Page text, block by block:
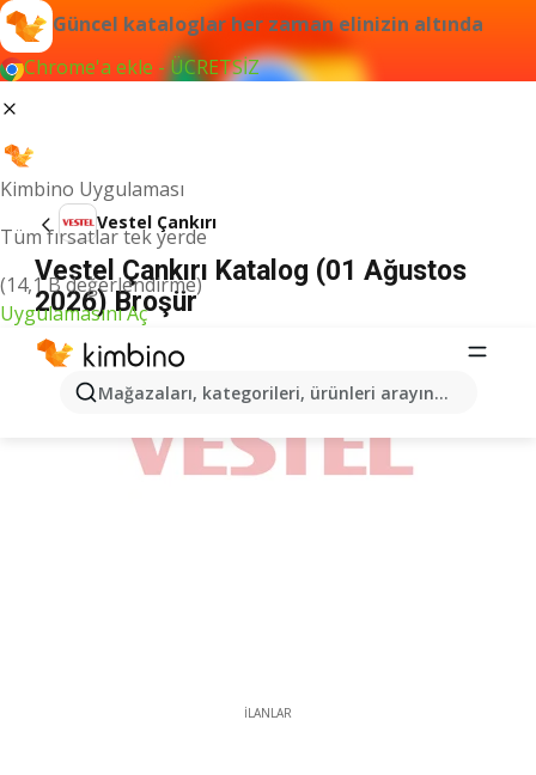
Güncel kataloglar her zaman elinizin altında
Chrome'a ekle - ÜCRETSİZ
Kimbino Uygulaması
Tüm fırsatlar tek yerde
(14,1 B değerlendirme)
Uygulamasını Aç
Mağazaları, kategorileri, ürünleri arayın...
Vestel Çankırı
Vestel Çankırı Katalog (01 Ağustos
2026) Broşür
İLANLAR